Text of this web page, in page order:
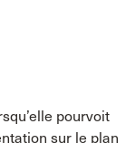
pourvoit
sur le plan